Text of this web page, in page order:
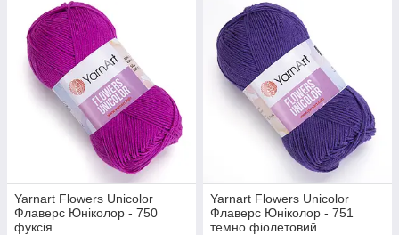
Yarnart Flowers Unicolor
Флаверс Юніколор - 750
фуксія
Yarnart Flowers Unicolor
Флаверс Юніколор - 751
темно фіолетовий